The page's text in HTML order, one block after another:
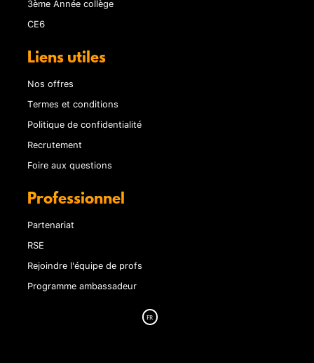
CE6
Liens utiles
Nos offres
Termes et conditions
Politique de confidentialité
Recrutement
Foire aux questions
Professionnel
Partenariat
RSE
Rejoindre l'équipe de profs
Programme ambassadeur